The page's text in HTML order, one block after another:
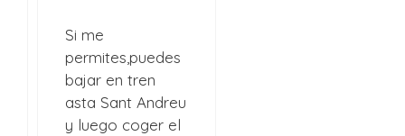
Si me
permites,puedes
bajar en tren
asta Sant Andreu
y luego coger el